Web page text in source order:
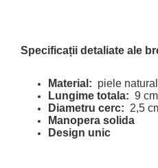
Specificații detaliate ale
Material: piele
Lungime totala: 9 cm
Diametru cerc: 2,5
Manopera solida
Design unic